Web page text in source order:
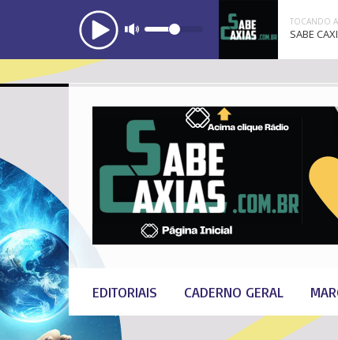
TOCANDO
SABE
EDITORIAIS CADERNO GERAL